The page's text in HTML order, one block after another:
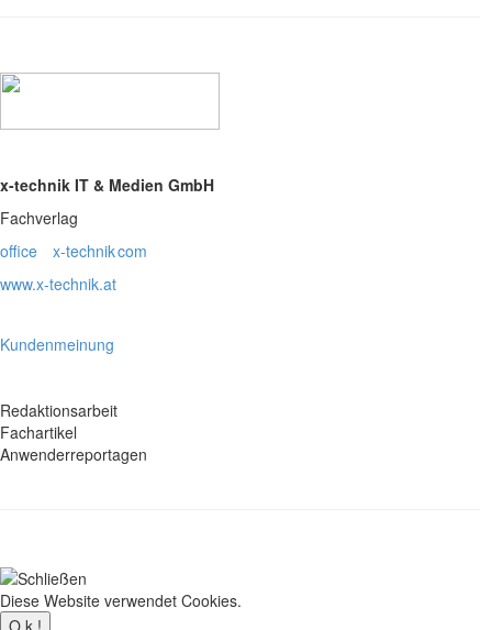
x-technik IT & Medien GmbH
Fachverlag
office
x-technikcom
www.x-technik.at
Kundenmeinung
Redaktionsarbeit
Fachartikel
Anwenderreportagen
Diese Website verwendet Cookies.